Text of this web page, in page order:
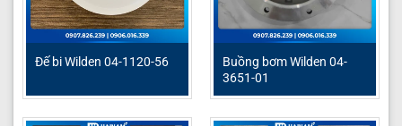
Đế bi Wilden 04-1120-56
Buồng bơm Wilden 04-
3651-01